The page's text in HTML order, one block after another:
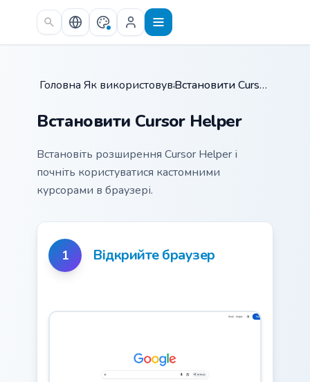
Skip to main content
Головна /
Як використовувати / Встановити Cursor Helper
Встановити Cursor Helper
Встановіть розширення Cursor Helper і
почніть користуватися кастомними
курсорами в браузері.
1 Відкрийте браузер